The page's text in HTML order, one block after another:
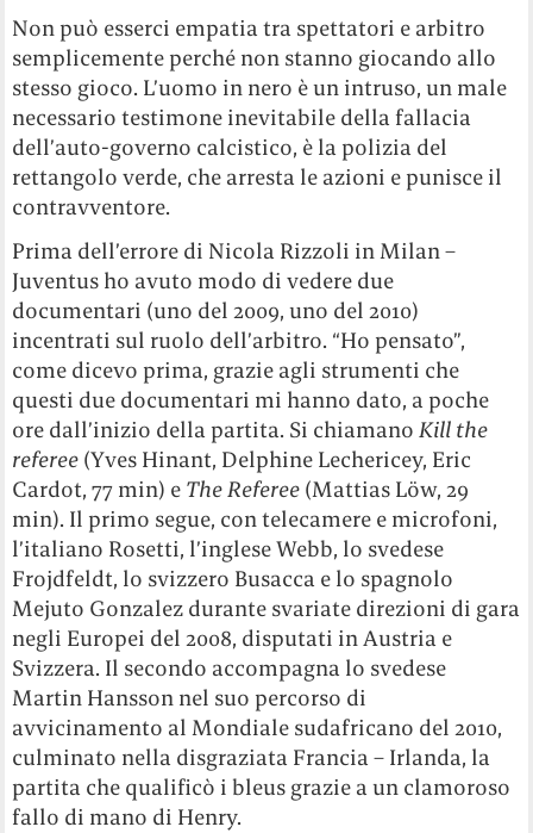
Non può esserci empatia tra spettatori e arbitro
semplicemente perché non stanno giocando allo
stesso gioco. L’uomo in nero è un intruso, un male
necessario testimone inevitabile della fallacia
dell’auto-governo calcistico, è la polizia del
rettangolo verde, che arresta le azioni e punisce il
contravventore.
Prima dell’errore di Nicola Rizzoli in Milan –
Juventus ho avuto modo di vedere due
documentari (uno del 2009, uno del 2010)
incentrati sul ruolo dell’arbitro. “Ho pensato”,
come dicevo prima, grazie agli strumenti che
questi due documentari mi hanno dato, a poche
ore dall’inizio della partita. Si chiamanoKill the
referee (Yves Hinant, Delphine Lechericey, Eric
Cardot, 77 min) e The Referee (Mattias Löw, 29
min). Il primo segue, con telecamere e microfoni,
l’italiano Rosetti, l’inglese Webb, lo svedese
Frojdfeldt, lo svizzero Busacca e lo spagnolo
Mejuto Gonzalez durante svariate direzioni di gara
negli Europei del 2008, disputati in Austria e
Svizzera. Il secondo accompagna lo svedese
Martin Hansson nel suo percorso di
avvicinamento al Mondiale sudafricano del 2010,
culminato nella disgraziata Francia – Irlanda, la
partita che qualificò i bleus grazie a un clamoroso
fallo di mano di Henry.